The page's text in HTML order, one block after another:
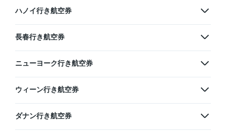
ハノイ行き航空券
長春行き航空券
ニューヨーク行き航空券
ウィーン行き航空券
ダナン行き航空券